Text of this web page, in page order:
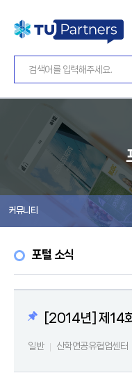
커뮤니티
포털 소식
[2014년] 제14
일반 산학연공유협업센터